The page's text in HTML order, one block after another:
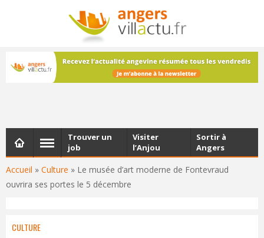
NEWSLETTER
Les dernières actualités d'Angers, chaque vendredi dans
votre boîte e-mail
Accueil » Culture » Le musée d’art moderne de Fontevraud
ouvrira ses portes le 5 décembre
Trouver un
job
Visiter
l’Anjou
Sortir à
Angers
CULTURE